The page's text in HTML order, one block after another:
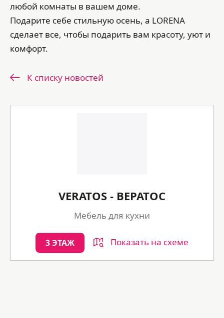
любой комнаты в вашем доме.
Подарите себе стильную осень, а LORENA
сделает все, чтобы подарить вам красоту, уют и
комфорт.
К списку новостей
VERATOS - ВЕРАТОС
Мебель для кухни
3 ЭТАЖ Показать на схеме